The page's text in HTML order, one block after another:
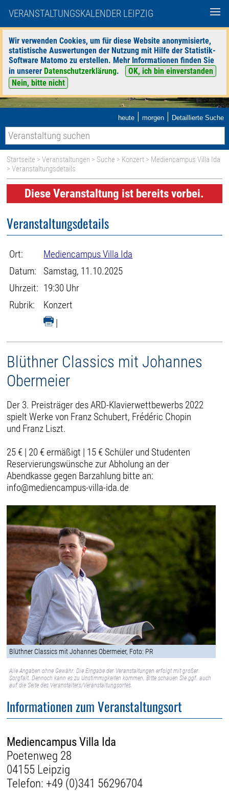
VERANSTALTUNGSKALENDER LEIPZIG
Wir verwenden Cookies, um für diese Website anonymisierte,
statistische Auswertungen der Nutzung mit Hilfe der Statistik-
Software Matomo zu erstellen. Mehr Informationen finden Sie
in unserer Datenschutzerklärung.
OK, ich bin einverstanden
Nein, bitte nicht
heute | morgen | Detaillierte Suche
Startseite >Veranstaltungen > Suche > Konzert > Mediencampus Villa Ida
> Veranstaltungsdetails
Diese Veranstaltung ist bereits vorbei.
Veranstaltungsdetails
Ort:
Mediencampus Villa Ida
Datum:
Samstag, 11.10.2025
Uhrzeit: 19:30 Uhr
Rubrik:
Konzert
|
Blüthner Classics mit Johannes
Obermeier
Der 3. Preisträger des ARD-Klavierwettbewerbs 2022
spielt Werke von Franz Schubert, Frédéric Chopin
und Franz Liszt.
25 € | 20 € ermäßigt | 15 € Schüler und Studenten
Reservierungswünsche zur Abholung an der
Abendkasse gegen Barzahlung bitte an:
info@mediencampus-villa-ida.de
Blüthner Classics mit Johannes Obermeier, Foto: PR
Alle Angaben ohne Gewähr. Die Eingabe der Veranstaltungen erfolgt mit großer
Sorgfalt. Dennoch kann es zu Unstimmigkeiten kommen. Bitte schauen Sie ggf. auch
auf die Seite des Veranstalters/Veranstaltungsortes.
Informationen zum Veranstaltungsort
Mediencampus Villa Ida
Poetenweg 28
04155 Leipzig
Telefon: +49 (0)341 56296704